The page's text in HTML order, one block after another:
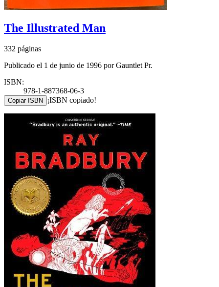
The Illustrated Man
332 páginas
Publicado el 1 de junio de 1996 por Gauntlet Pr.
ISBN:
978-1-887368-06-3
Copiar ISBN ¡ISBN copiado!